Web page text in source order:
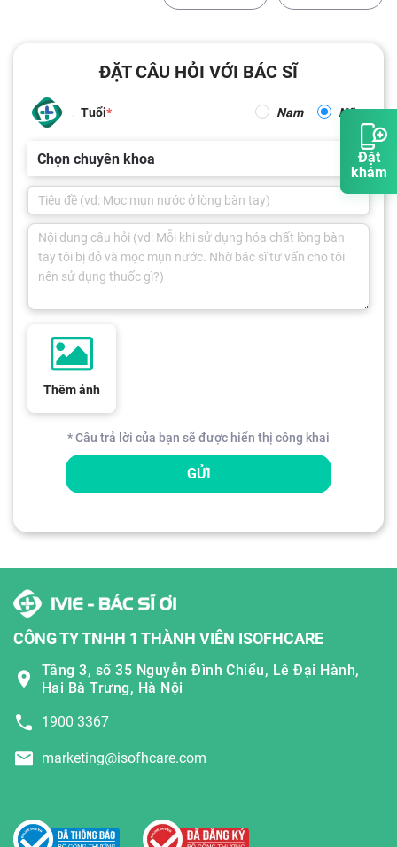
Đặt
khám
ĐẶT CÂU HỎI VỚI BÁC SĨ
Tuổi Nam Nữ
Chọn chuyên khoa
Thêm ảnh
* Câu trả lời của bạn sẽ được hiển thị công khai
GỬI
CÔNG TY TNHH 1 THÀNH VIÊN ISOFHCARE
Tầng 3, số 35 Nguyễn Đình Chiểu, Lê Đại Hành,
Hai Bà Trưng, Hà Nội
1900 3367
marketing@isofhcare.com